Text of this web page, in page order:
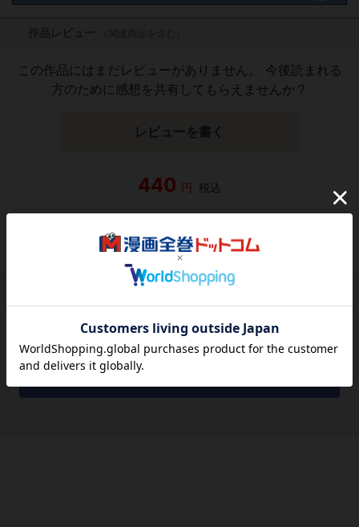
この作品にはまだレビューがありません。 今後読まれる
方のために感想を共有してもらえませんか？
レビューを書く
440 円 税込
シェアする